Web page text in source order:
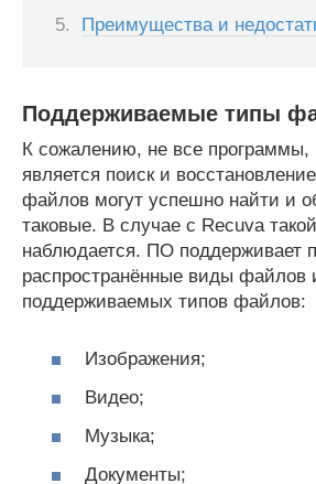
Преимущества и
Поддерживаемые типы
К сожалению, не все программы,
является поиск и
файлов могут успешно найти и
таковые. В случае с Recuva
наблюдается. ПО поддерживает
распространённые виды файлов
поддерживаемых типов файлов:
Изображения;
Видео;
Музыка;
Документы;